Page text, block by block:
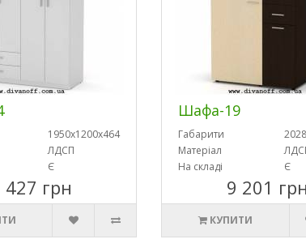
1950х1200х464
ЛДСП
Є
427 грн
Шафа-19
Габарити
Матеріал
На складі
Є
9 201 грн
КУПИТИ